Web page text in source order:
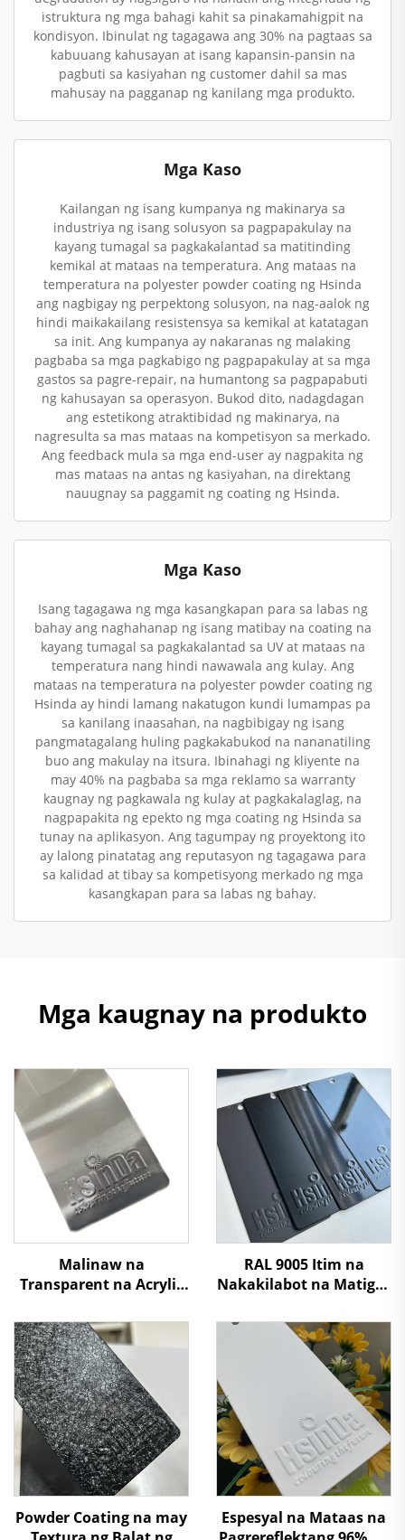
istruktura ng mga bahagi kahit sa pinakamahigpit na
kondisyon. Ibinulat ng tagagawa ang 30% na pagtaas sa
kabuuang kahusayan at isang kapansin-pansin na
pagbuti sa kasiyahan ng customer dahil sa mas
mahusay na pagganap ng kanilang mga produkto.
Mga Kaso
Kailangan ng isang kumpanya ng makinarya sa
industriya ng isang solusyon sa pagpapakulay na
kayang tumagal sa pagkakalantad sa matitinding
kemikal at mataas na temperatura. Ang mataas na
temperatura na polyester powder coating ng Hsinda
ang nagbigay ng perpektong solusyon, na nag-aalok ng
hindi maikakailang resistensya sa kemikal at katatagan
sa init. Ang kumpanya ay nakaranas ng malaking
pagbaba sa mga pagkabigo ng pagpapakulay at sa mga
gastos sa pagre-repair, na humantong sa pagpapabuti
ng kahusayan sa operasyon. Bukod dito, nadagdagan
ang estetikong atraktibidad ng makinarya, na
nagresulta sa mas mataas na kompetisyon sa merkado.
Ang feedback mula sa mga end-user ay nagpakita ng
mas mataas na antas ng kasiyahan, na direktang
nauugnay sa paggamit ng coating ng Hsinda.
Mga Kaso
Isang tagagawa ng mga kasangkapan para sa labas ng
bahay ang naghahanap ng isang matibay na coating na
kayang tumagal sa pagkakalantad sa UV at mataas na
temperatura nang hindi nawawala ang kulay. Ang
mataas na temperatura na polyester powder coating ng
Hsinda ay hindi lamang nakatugon kundi lumampas pa
sa kanilang inaasahan, na nagbibigay ng isang
pangmatagalang huling pagkakabukod na nananatiling
buo ang makulay na itsura. Ibinahagi ng kliyente na
may 40% na pagbaba sa mga reklamo sa warranty
kaugnay ng pagkawala ng kulay at pagkakalaglag, na
nagpapakita ng epekto ng mga coating ng Hsinda sa
tunay na aplikasyon. Ang tagumpay ng proyektong ito
ay lalong pinatatag ang reputasyon ng tagagawa para
sa kalidad at tibay sa kompetisyong merkado ng mga
kasangkapan para sa labas ng bahay.
Mga kaugnay na produkto
Malinaw na
Transparent na Acrylic
Spray para sa Bahagi ng
Kotse at mga Bahagi ng
Automotive
RAL 9005 Itim na
Nakakilabot na Matigas
Powder Coating na
Pinta
Powder Coating na may
Espesyal na Mataas na